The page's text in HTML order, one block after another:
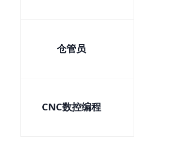
仓管员
CNC数控编程